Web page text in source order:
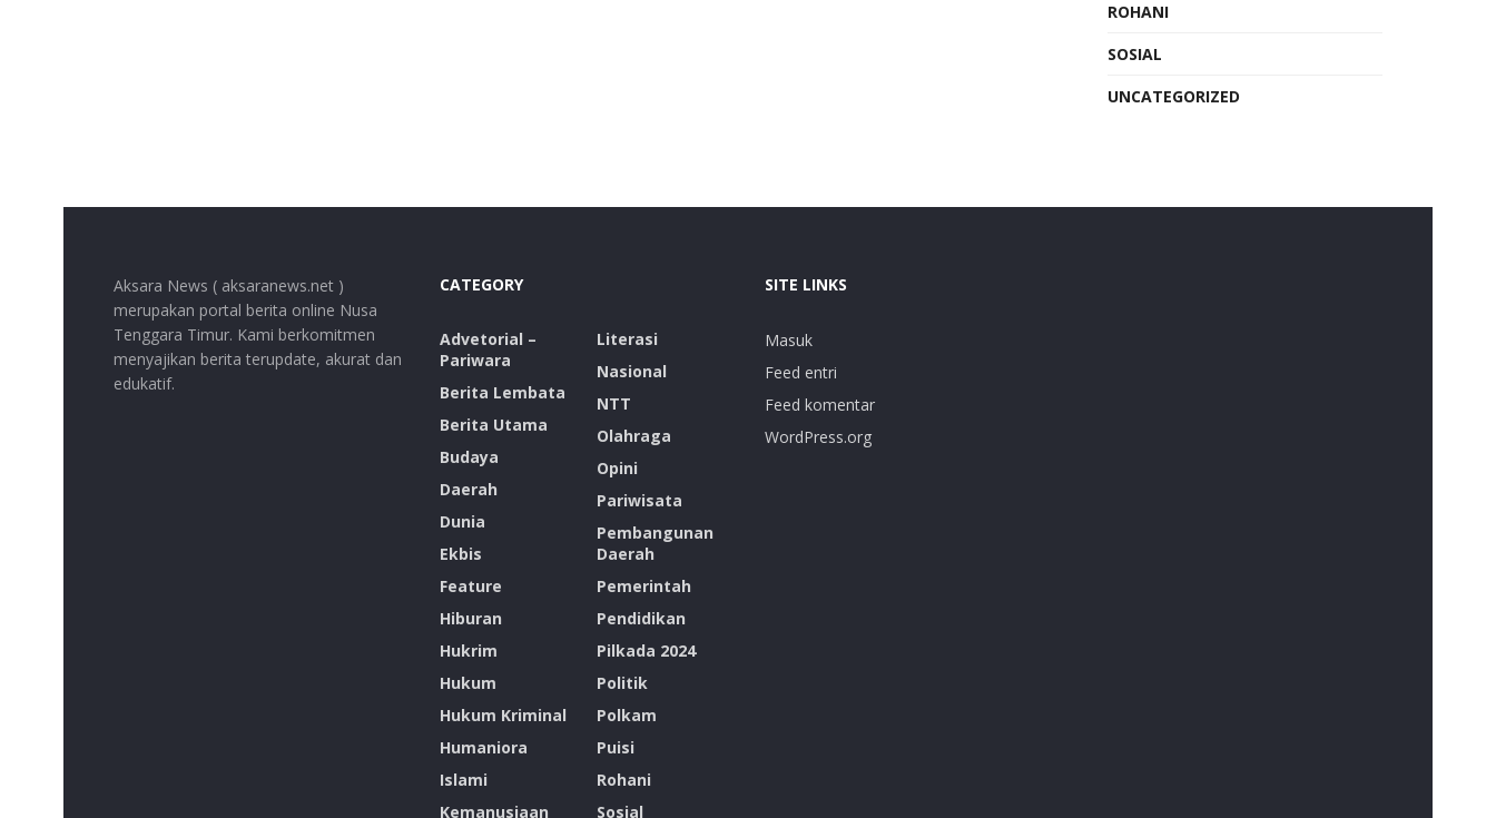
ROHANI
SOSIAL
UNCATEGORIZED
Aksara News ( aksaranews.net )
merupakan portal berita online Nusa
Tenggara Timur. Kami berkomitmen
menyajikan berita terupdate, akurat dan
edukatif.
CATEGORY
Advetorial –
Pariwara
Berita Lembata
Berita Utama
Budaya
Daerah
Dunia
Ekbis
Feature
Hiburan
Hukrim
Hukum
Hukum Kriminal
Humaniora
Islami
Kemanusiaan
Literasi
Nasional
NTT
Olahraga
Opini
Pariwisata
Pembangunan
Daerah
Pemerintah
Pendidikan
Pilkada 2024
Politik
Polkam
Puisi
Rohani
Sosial
SITE LINKS
Masuk
Feed entri
Feed komentar
WordPress.org